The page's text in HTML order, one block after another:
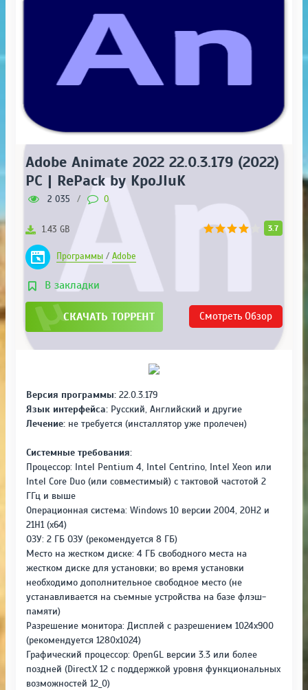
Adobe Animate 2022 22.0.3.179 (2022)
PC | RePack by KpoJIuK
2 035 / 0
3.7
1.43 GB
Программы / Adobe
В закладки
СКАЧАТЬ ТОРРЕНТ Смотреть Обзор
Версия программы: 22.0.3.179
Язык интерфейса: Русский, Английский и другие
Лечение: не требуется (инсталлятор уже пролечен)
Системные требования:
Процессор: Intel Pentium 4, Intel Centrino, Intel Xeon или
Intel Core Duo (или совместимый) с тактовой частотой 2
ГГц и выше
Операционная система: Windows 10 версии 2004, 20H2 и
21H1 (x64)
ОЗУ: 2 ГБ ОЗУ (рекомендуется 8 ГБ)
Место на жестком диске: 4 ГБ свободного места на
жестком диске для установки; во время установки
необходимо дополнительное свободное место (не
устанавливается на съемные устройства на базе флэш-
памяти)
Разрешение монитора: Дисплей с разрешением 1024x900
(рекомендуется 1280x1024)
Графический процессор: OpenGL версии 3.3 или более
поздней (DirectX 12 с поддержкой уровня функциональных
возможностей 12_0)